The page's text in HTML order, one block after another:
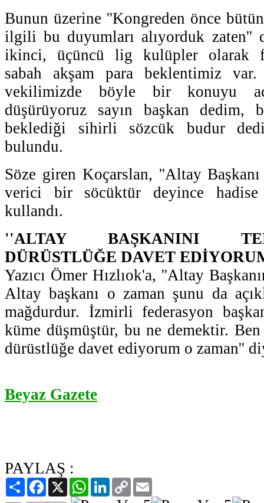
Bunun üzerine ''Kongreden önce
ilgili bu duyumları alıyorduk zaten''
ikinci, üçüncü lig kulüpler olarak
sabah akşam para beklentimiz var.
vekilimizde böyle bir konuyu
düşürüyoruz sayın başkan dedim,
beklediği sihirli sözcük budur
bulundu.
Söze giren Koçarslan, ''Altay
verici bir söcüktür deyince
kullandı.
''ALTAY BAŞKANINI
DÜRÜSTLÜĞE DAVET
Yazıcı Ömer Hızlıok'a, ''Altay
Altay başkanı o zaman şunu da
mağdurdur. İzmirli federasyon
küme düşmüştür, bu ne demektir.
dürüstlüğe davet ediyorum o zaman''
Beyaz Gazete
PAYLAŞ :
PaylaşFacebook
X WhatsAppLinkedIn
Copy
Link